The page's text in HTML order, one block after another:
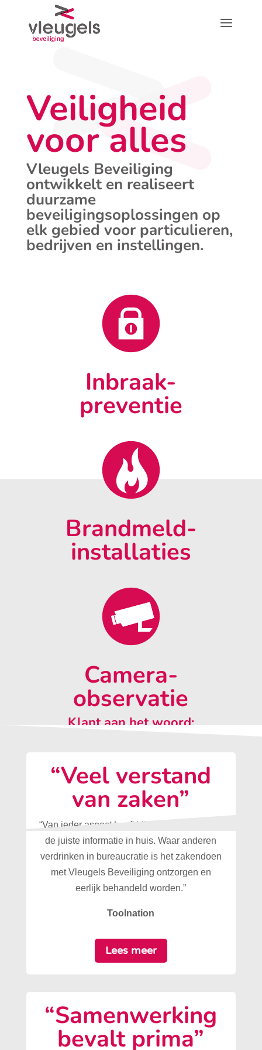
Veiligheid
voor alles
Vleugels Beveiliging
ontwikkelt en realiseert
duurzame
beveiligingsoplossingen op
elk gebied voor particulieren,
bedrijven en instellingen.
Inbraak-
preventie
Brandmeld-
installaties
Camera-
observatie
Klant aan het woord:
“Veel verstand
van zaken”
“Van ieder aspect heeft Vleugels Beveiliging
de juiste informatie in huis. Waar anderen
verdrinken in bureaucratie is het zakendoen
met Vleugels Beveiliging ontzorgen en
eerlijk behandeld worden.”
Toolnation
Lees meer
“Samenwerking
bevalt prima”